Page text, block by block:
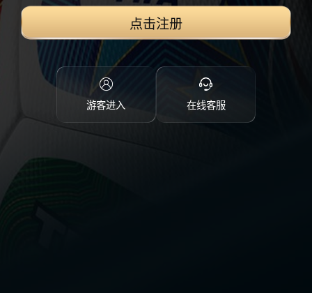
点击注册
游客进入 在线客服